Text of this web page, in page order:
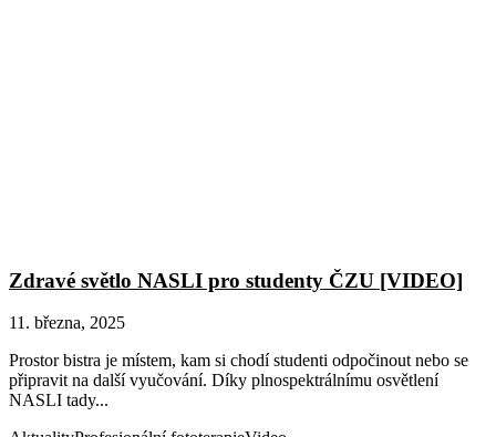
Zdravé světlo NASLI pro studenty ČZU [VIDEO]
11. března, 2025
Prostor bistra je místem, kam si chodí studenti odpočinout nebo se
připravit na další vyučování. Díky plnospektrálnímu osvětlení
NASLI tady...